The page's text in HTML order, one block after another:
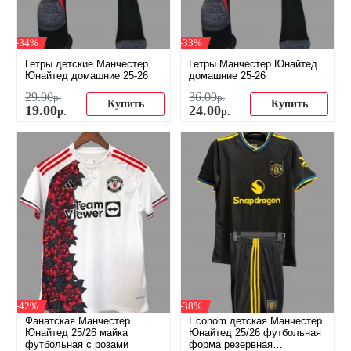
-34%
Гетры детские Манчестер
Юнайтед домашние 25-26
29.00р.
19.00р.
Купить
-33%
Гетры Манчестер Юнайтед
домашние 25-26
36.00р.
24.00р.
Купить
-42%
Фанатская Манчестер
Юнайтед 25/26 майка
футбольная с розами
-38%
Econom детская Манчестер
Юнайтед 25/26 футбольная
форма резервная